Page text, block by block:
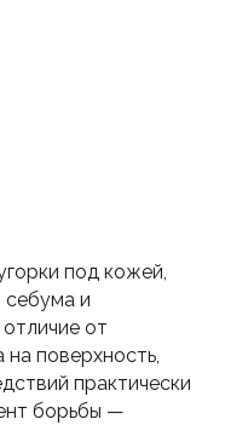
под кожей,
себума и
от
поверхность,
практически
борьбы —